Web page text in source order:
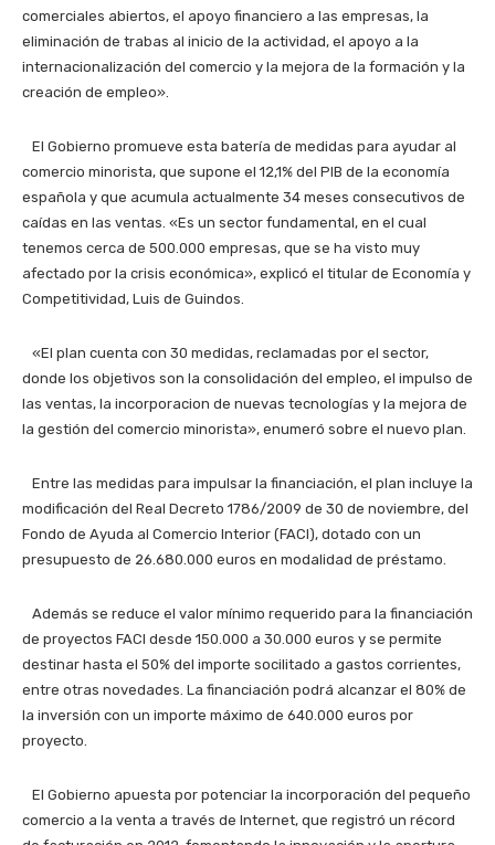
comerciales abiertos, el apoyo financiero a las empresas, la
eliminación de trabas al inicio de la actividad, el apoyo a la
internacionalización del comercio y la mejora de la formación y la
creación de empleo».
El Gobierno promueve esta batería de medidas para ayudar al
comercio minorista, que supone el 12,1% del PIB de la economía
española y que acumula actualmente 34 meses consecutivos de
caídas en las ventas. «Es un sector fundamental, en el cual
tenemos cerca de 500.000 empresas, que se ha visto muy
afectado por la crisis económica», explicó el titular de Economía y
Competitividad, Luis de Guindos.
«El plan cuenta con 30 medidas, reclamadas por el sector,
donde los objetivos son la consolidación del empleo, el impulso de
las ventas, la incorporacion de nuevas tecnologías y la mejora de
la gestión del comercio minorista», enumeró sobre el nuevo plan.
Entre las medidas para impulsar la financiación, el plan incluye la
modificación del Real Decreto 1786/2009 de 30 de noviembre, del
Fondo de Ayuda al Comercio Interior (FACI), dotado con un
presupuesto de 26.680.000 euros en modalidad de préstamo.
Además se reduce el valor mínimo requerido para la financiación
de proyectos FACI desde 150.000 a 30.000 euros y se permite
destinar hasta el 50% del importe socilitado a gastos corrientes,
entre otras novedades. La financiación podrá alcanzar el 80% de
la inversión con un importe máximo de 640.000 euros por
proyecto.
El Gobierno apuesta por potenciar la incorporación del pequeño
comercio a la venta a través de Internet, que registró un récord